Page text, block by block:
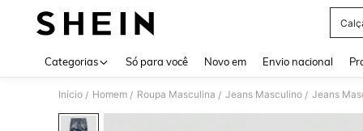
Categorias Só para você Novo em Envio nacional
Início / Homem / Roupa Masculina / Jeans Masculino / Jeans